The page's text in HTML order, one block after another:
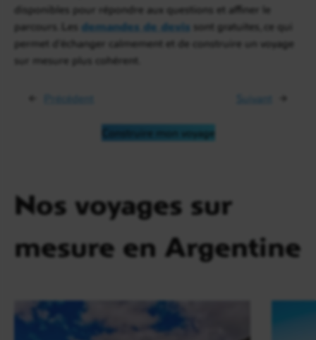
disponibles pour répondre aux questions et affiner le
parcours. Les demandes de devis sont gratuites, ce qui
permet d’échanger calmement et de construire un voyage
sur mesure plus cohérent.
← Suivant →
Construire mon voyage
Nos voyages sur
mesure en Argentine